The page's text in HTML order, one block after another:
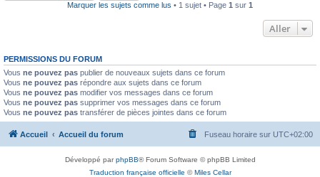
Marquer les sujets comme lus • 1 sujet • Page 1 sur 1
Aller
PERMISSIONS DU FORUM
Vous ne pouvez pas publier de nouveaux sujets dans ce forum
Vous ne pouvez pas répondre aux sujets dans ce forum
Vous ne pouvez pas modifier vos messages dans ce forum
Vous ne pouvez pas supprimer vos messages dans ce forum
Vous ne pouvez pas transférer de pièces jointes dans ce forum
Accueil Accueil du forum Fuseau horaire sur UTC+02:00
Développé parphpBB® Forum Software © phpBB Limited
Traduction française officielle ©Miles Cellar